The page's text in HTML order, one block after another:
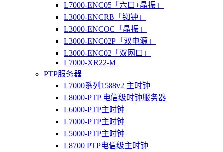
L7000-ENC05「六口+晶振」
L3000-ENCRB「铷钟」
L3000-ENCOC「晶振」
L3000-ENC02P「双电源」
L3000-ENC02「双网口」
L7000-XR22-M
PTP服务器
L7000系列1588v2 主时钟
L8000-PTP 电信级时钟服务器
L6000-PTP主时钟
L7000-PTP主时钟
L5000-PTP主时钟
L8700 PTP电信级主时钟